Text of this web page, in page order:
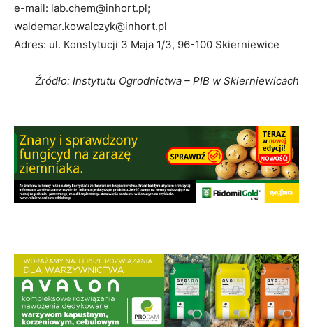
e-mail: lab.chem@inhort.pl;
waldemar.kowalczyk@inhort.pl
Adres: ul. Konstytucji 3 Maja 1/3, 96-100 Skierniewice
Źródło: Instytutu Ogrodnictwa – PIB w Skierniewicach